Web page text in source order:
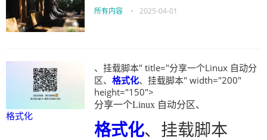
所有内容 • 2025-04-01
格式化
、挂载脚本" title="分享一个Linux 自动分
区、 格式化、挂载脚本" width="200"
height="150">
分享一个Linux 自动分区、
格式化、挂载脚本